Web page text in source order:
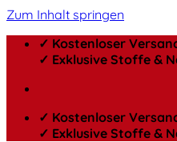
Zum Inhalt springen
✓ Kostenloser
✓ Exklusive Stoffe &
✓ Kostenloser
✓ Exklusive Stoffe &